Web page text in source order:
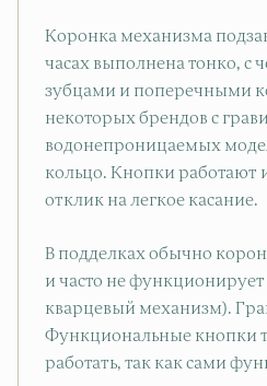
Коронка механизма
часах выполнена тонко, с
зубцами и поперечными
некоторых брендов с
водонепроницаемых
кольцо. Кнопки
отклик на легкое касание.
В подделках обычно
и часто не функционирует
кварцевый механизм).
Функциональные кнопки
работать, так как сами